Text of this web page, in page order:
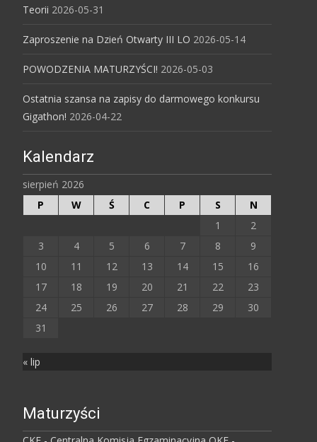
Teorii 2026-05-31
Zaproszenie na Dzień Otwarty III LO 2026-05-14
POWODZENIA MATURZYŚCI! 2026-05-03
Ostatnia szansa na zapisy do darmowego konkursu
Gigathon! 2026-04-22
Kalendarz
sierpień 2026
P
W Ś C P S
N
1
2
3
4 5 6 7 8
9
10
11 12 13 14 15
16
17
18 19 20 21 22
23
24
25 26 27 28 29
30
31
« lip
Maturzyści